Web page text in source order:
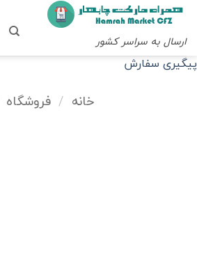
Skip
content
ارسال به سراسر کشور
پیگیری سفارش
خانه / فروشگاه